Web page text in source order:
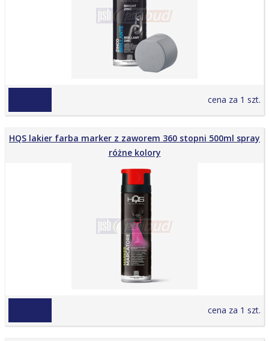
cena za 1 szt.
HQS lakier farba marker z zaworem 360 stopni 500ml spray
różne kolory
cena za 1 szt.